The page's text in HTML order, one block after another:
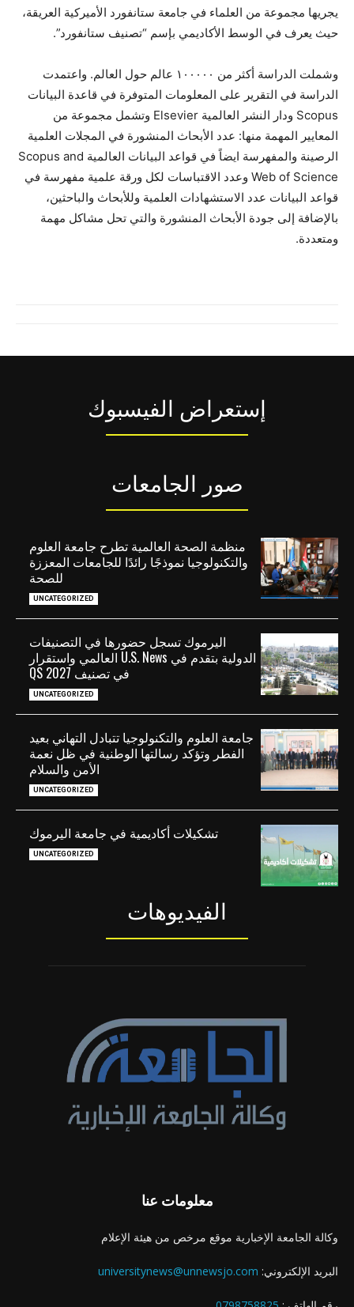
يجريها مجموعة من العلماء في جامعة ستانفورد الأميركية العريقة،
حيث يعرف في الوسط الأكاديمي بإسم “تصنيف ستانفورد”.
وشملت الدراسة أكثر من ١٠٠٠٠٠ عالم حول العالم. واعتمدت
الدراسة في التقرير على المعلومات المتوفرة في قاعدة البيانات
Scopus ودار النشر العالمية Elsevier وتشمل مجموعة من
المعايير المهمة منها: عدد الأبحاث المنشورة في المجلات العلمية
الرصينة والمفهرسة ايضاً في قواعد البيانات العالمية Scopus and
Web of Science وعدد الاقتباسات لكل ورقة علمية مفهرسة في
قواعد البيانات عدد الاستشهادات العلمية وللأبحاث والباحثين،
بالإضافة إلى جودة الأبحاث المنشورة والتي تحل مشاكل مهمة
ومتعددة.
إستعراض الفيسبوك
صور الجامعات
منظمة الصحة العالمية تطرح جامعة العلوم
والتكنولوجيا نموذجًا رائدًا للجامعات المعززة
للصحة
UNCATEGORIZED
اليرموك تسجل حضورها في التصنيفات
الدولية بتقدم في U.S. News العالمي واستقرار
في تصنيف QS 2027
UNCATEGORIZED
جامعة العلوم والتكنولوجيا تتبادل التهاني بعيد
الفطر وتؤكد رسالتها الوطنية في ظل نعمة
الأمن والسلام
UNCATEGORIZED
تشكيلات أكاديمية في جامعة اليرموك
UNCATEGORIZED
الفيديوهات
معلومات عنا
وكالة الجامعة الإخبارية موقع مرخص من هيئة الإعلام
البريد الإلكتروني: universitynews@unnewsjo.com